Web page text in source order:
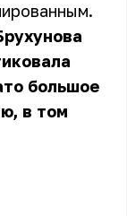
большое
в том